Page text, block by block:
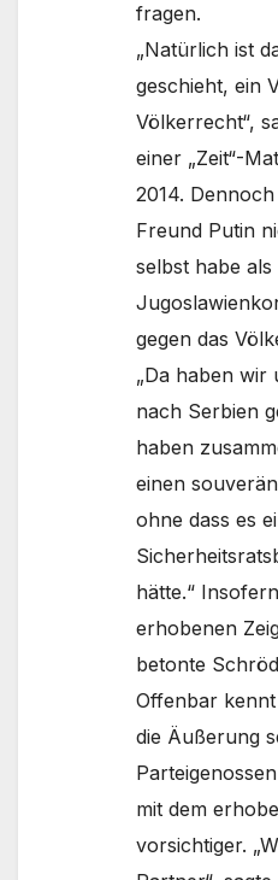
fragen.
„Natürlich ist
geschieht, ein
Völkerrecht“,
einer „Zeit“-
2014.
Freund Putin
selbst habe
gegen das
„Da haben wir
nach Serbien
haben
einen
ohne dass es
hätte.“
erhobenen
betonte
Offenbar kennt
die Äußerung
mit dem
vorsichtiger.